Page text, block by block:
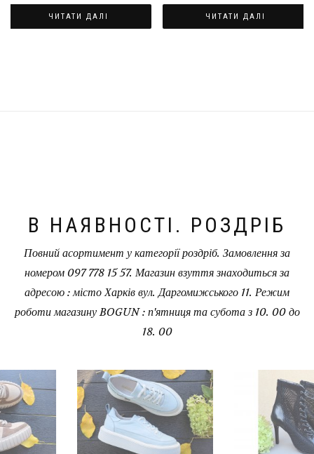
ЧИТАТИ ДАЛІ ЧИТАТИ ДАЛІ
В НАЯВНОСТІ. РОЗДРІБ
Повний асортимент у категорії роздріб. Замовлення за
номером 097 778 15 57. Магазин взуття знаходиться за
адресою : місто Харків вул. Даргомижського 11. Режим
роботи магазину BOGUN : п'ятниця та субота з 10. 00 до
18. 00